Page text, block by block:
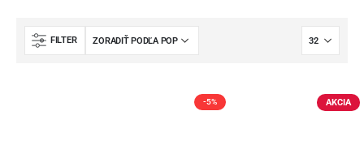
FILTER
AKCIA
-5%